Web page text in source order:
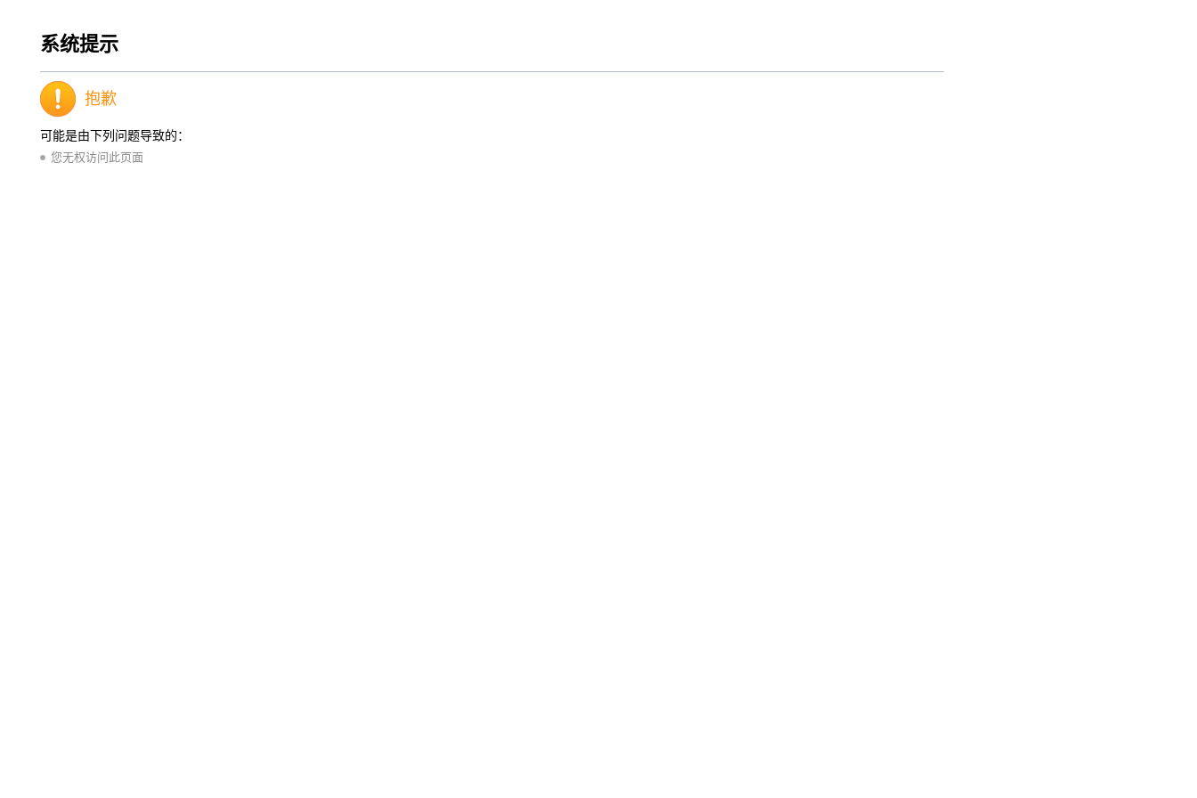
系统提示
抱歉
可能是由下列问题导致的：
您无权访问此页面